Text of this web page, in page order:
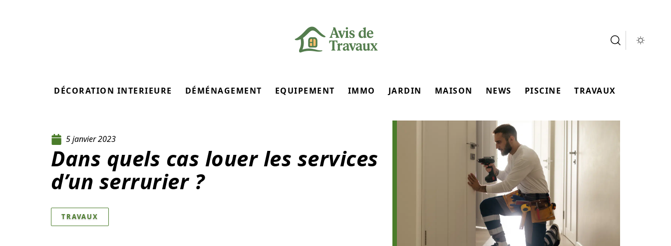
DÉCORATION INTERIEURE DÉMÉNAGEMENT EQUIPEMENT IMMO JARDIN MAISON NEWS PISCINE TRAVAUX
5 janvier 2023
Dans quels cas louer les services
d’un serrurier ?
TRAVAUX